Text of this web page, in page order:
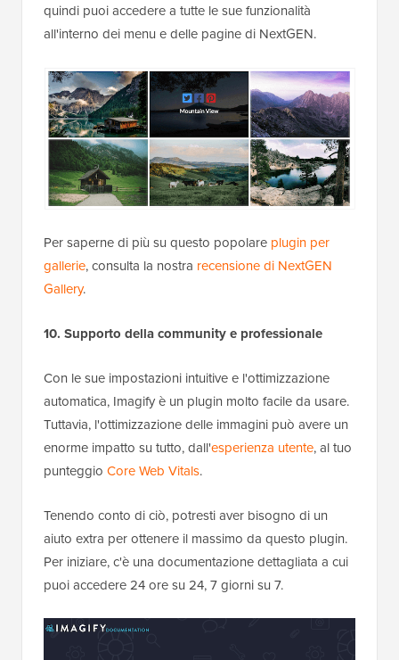
quindi puoi accedere a tutte le sue funzionalità
all'interno dei menu e delle pagine di NextGEN.
Per saperne di più su questo popolare plugin per
gallerie, consulta la nostra recensione di NextGEN
Gallery.
10. Supporto della community e professionale
Con le sue impostazioni intuitive e l'ottimizzazione
automatica, Imagify è un plugin molto facile da usare.
Tuttavia, l'ottimizzazione delle immagini può avere un
enorme impatto su tutto, dall'esperienza utente, al tuo
punteggio Core Web Vitals.
Tenendo conto di ciò, potresti aver bisogno di un
aiuto extra per ottenere il massimo da questo plugin.
Per iniziare, c'è una documentazione dettagliata a cui
puoi accedere 24 ore su 24, 7 giorni su 7.